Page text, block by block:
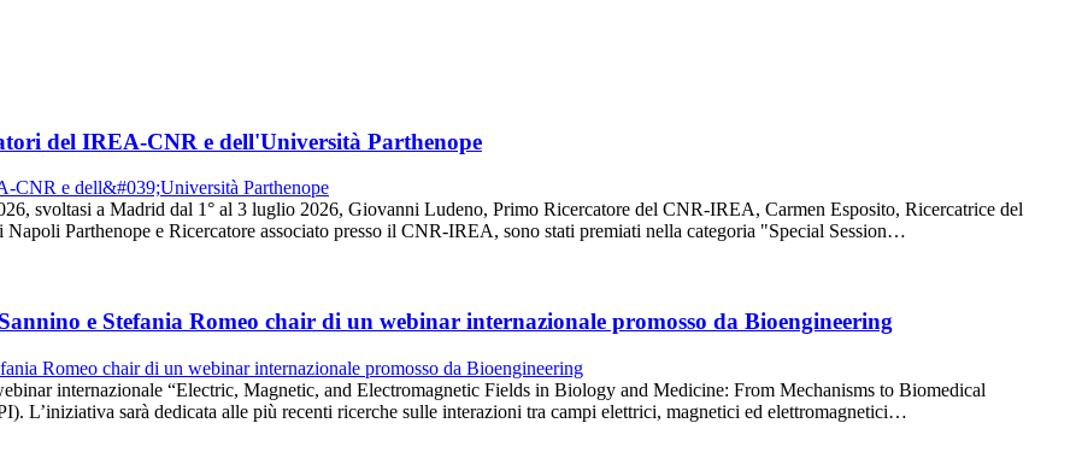
del IREA-CNR e dell'Università Parthenope
svoltasi a Madrid dal 1° al 3 luglio 2026, Giovanni Ludeno, Primo Ricercatore del CNR-IREA, Carmen Esposito, Ricercatrice del
Parthenope e Ricercatore associato presso il CNR-IREA, sono stati premiati nella categoria "Special Session…
e Stefania Romeo chair di un webinar internazionale promosso da Bioengineering
internazionale “Electric, Magnetic, and Electromagnetic Fields in Biology and Medicine: From Mechanisms to Biomedical
L’iniziativa sarà dedicata alle più recenti ricerche sulle interazioni tra campi elettrici, magnetici ed elettromagnetici…